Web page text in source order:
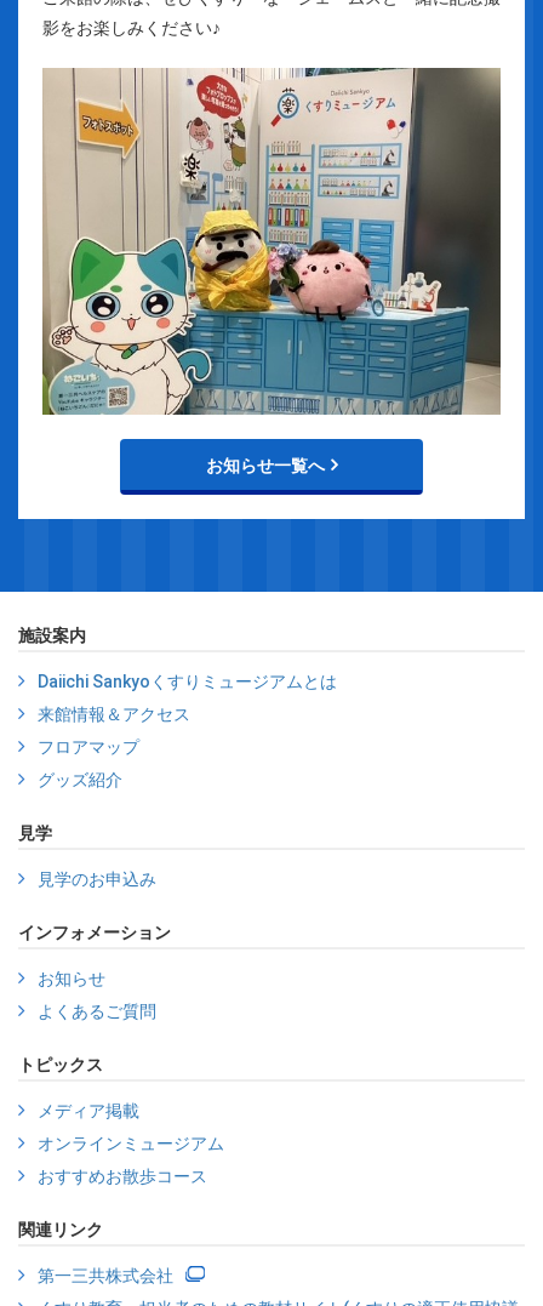
影をお楽しみください♪
お知らせ一覧へ
施設案内
Daiichi Sankyoくすりミュージアムとは
来館情報＆アクセス
フロアマップ
グッズ紹介
見学
見学のお申込み
インフォメーション
お知らせ
よくあるご質問
トピックス
メディア掲載
オンラインミュージアム
おすすめお散歩コース
関連リンク
第一三共株式会社